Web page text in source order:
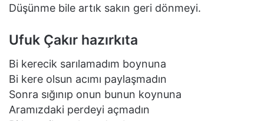
Düşünme bile artık sakın geri dönmeyi.
Ufuk Çakır hazırkıta
Bi kerecik sarılamadım boynuna
Bi kere olsun acımı paylaşmadın
Sonra sığınıp onun bunun koynuna
Aramızdaki perdeyi açmadın